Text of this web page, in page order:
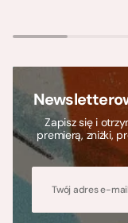
Zapisz się i
premierą, zniżki,